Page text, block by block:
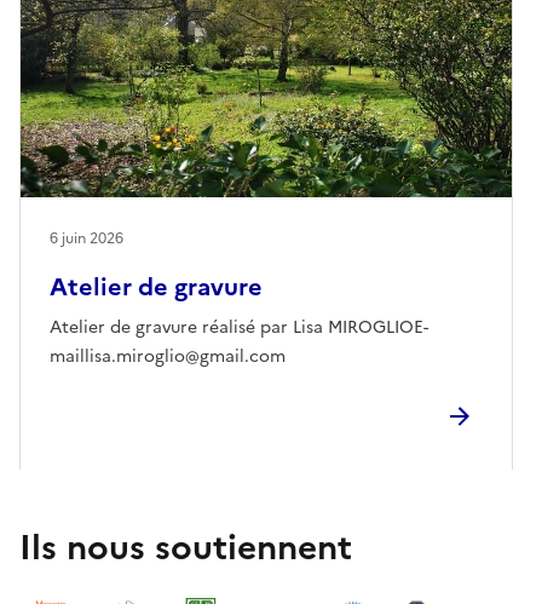
Atelier de gravure
Atelier de gravure réalisé par Lisa MIROGLIOE-
maillisa.miroglio@gmail.com
6 juin 2026
Ils nous soutiennent